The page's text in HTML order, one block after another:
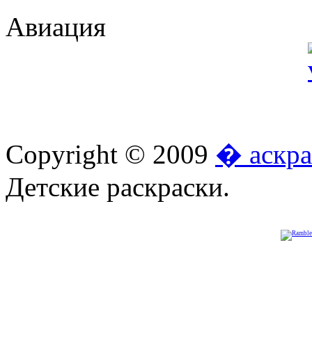
Авиация
Copyright © 2009 �
Детские раскраски.